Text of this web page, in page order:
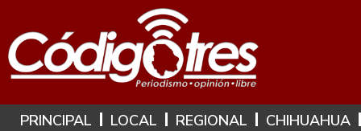
Hoy es: 6 de Agosto de 2026
PRINCIPAL LOCAL REGIONAL
CHIHUAHUA